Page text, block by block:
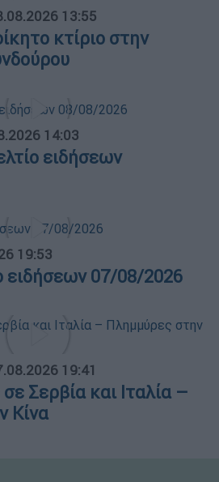
13:55
κτίριο στην
14:03
ειδήσεων
19:53
ειδήσεων 07/08/2026
19:41
Σερβία και Ιταλία –
Κίνα